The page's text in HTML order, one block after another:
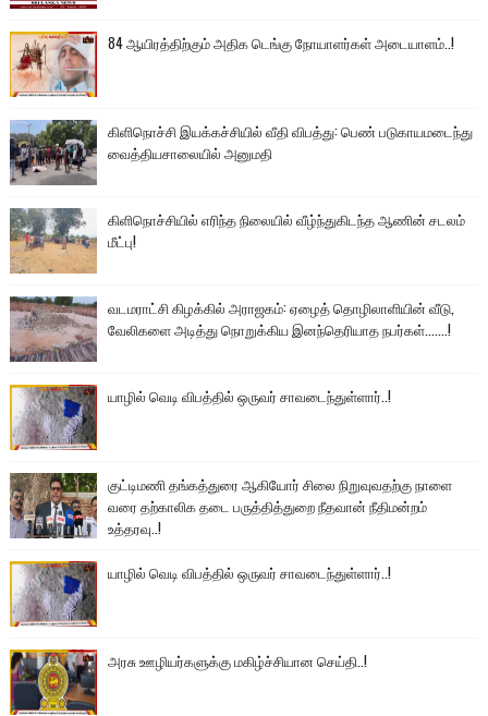
84 ஆயிரத்திற்கும் அதிக டெங்கு நோயாளர்கள் அடையாளம்..!
கிளிநொச்சி இயக்கச்சியில் வீதி விபத்து: பெண் படுகாயமடைந்து
வைத்தியசாலையில் அனுமதி
கிளிநொச்சியில் எரிந்த நிலையில் வீழ்ந்துகிடந்த ஆணின் சடலம்
மீட்பு!
வடமராட்சி கிழக்கில் அராஜகம்: ஏழைத் தொழிலாளியின் வீடு,
வேலிகளை அடித்து நொறுக்கிய இனந்தெரியாத நபர்கள்.......!
யாழில் வெடி விபத்தில் ஒருவர் சாவடைந்துள்ளார்..!
குட்டிமணி தங்கத்துரை ஆகியோர் சிலை நிறுவுவதற்கு நாளை
வரை தற்காலிக தடை பருத்தித்துறை நீதவான் நீதிமன்றம்
உத்தரவு..!
யாழில் வெடி விபத்தில் ஒருவர் சாவடைந்துள்ளார்..!
அரசு ஊழியர்களுக்கு மகிழ்ச்சியான செய்தி..!